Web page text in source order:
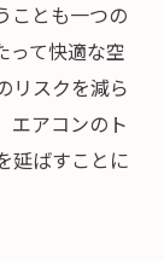
ことも一つの
って快適な空
リスクを減ら
エアコンのト
延ばすことに